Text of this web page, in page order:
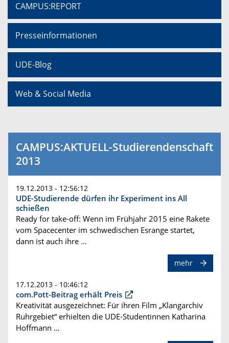
CAMPUS:REPORT
Presseinformationen
UDE-Blog
Web & Social Media
CAMPUS:AKTUELL-Studierendenschaft
2013
19.12.2013 - 12:56:12
UDE-Studierende dürfen ihr Experiment ins All
schießen
Ready for take-off: Wenn im Frühjahr 2015 eine Rakete
vom Spacecenter im schwedischen Esrange startet,
dann ist auch ihre …
mehr
17.12.2013 - 10:46:12
com.Pott-Beitrag erhält Preis
Kreativität ausgezeichnet: Für ihren Film „Klangarchiv
Ruhrgebiet“ erhielten die UDE-Studentinnen Katharina
Hoffmann …